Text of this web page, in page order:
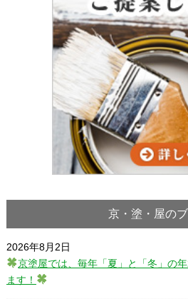
京・塗・屋の
2026年8月2日
京塗屋では、毎年「夏」と「冬」の
ます！